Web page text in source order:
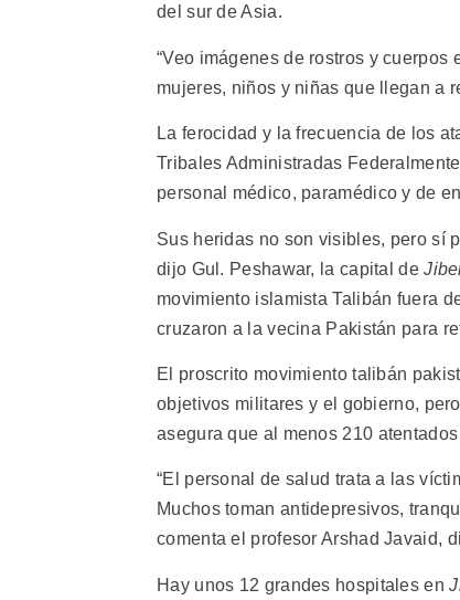
del sur de Asia.
“Veo imágenes de rostros y
mujeres, niños y niñas que llegan a
La ferocidad y la frecuencia de los
Tribales Administradas
personal médico, paramédico y de
Sus heridas no son visibles, pero sí
dijo Gul. Peshawar, la capital de
movimiento islamista Talibán fuera
cruzaron a la vecina Pakistán para
El proscrito movimiento talibán
objetivos militares y el gobierno,
asegura que al menos 210
“El personal de salud trata a las
Muchos toman antidepresivos,
comenta el profesor Arshad Javaid,
Hay unos 12 grandes hospitales en